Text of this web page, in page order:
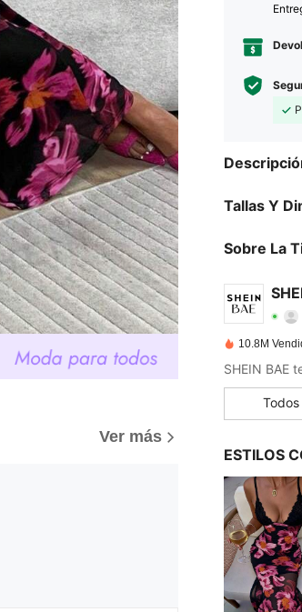
Ver más
Tallas Y
Sobre La
4,91
4,91
4,91
4,91
4,91
4,91
10.8M
ESTILOS